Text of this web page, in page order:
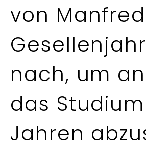
von
nach, um
das
Jahren